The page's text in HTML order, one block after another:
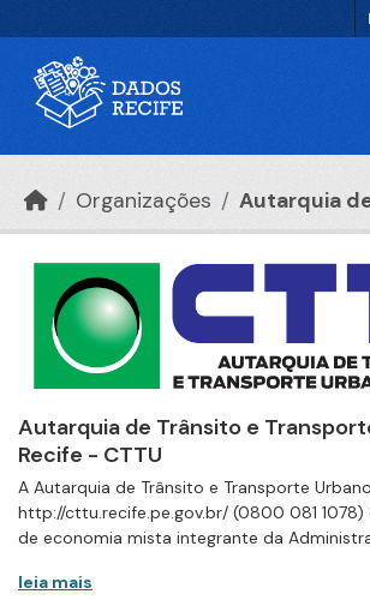
Organizações Autarquia
Autarquia de Trânsito e
Recife - CTTU
A Autarquia de Trânsito e Transporte
http://cttu.recife.pe.gov.br/ (0800 081 1078)
de economia mista integrante da
leia mais